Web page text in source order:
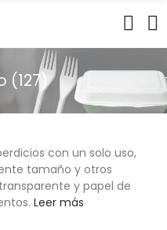
(127)
con un solo uso,
tamaño y otros
y papel de
Leer más